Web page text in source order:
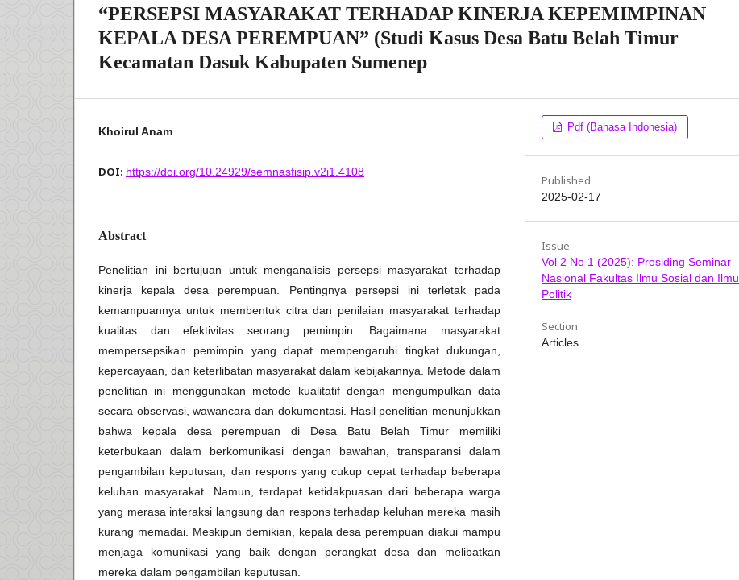
“PERSEPSI MASYARAKAT TERHADAP KINERJA KEPEMIMPINAN
KEPALA DESA PEREMPUAN” (Studi Kasus Desa Batu Belah Timur
Kecamatan Dasuk Kabupaten Sumenep
Khoirul Anam
DOI: https://doi.org/10.24929/semnasfisip.v2i1.4108
Abstract
Penelitian ini bertujuan untuk menganalisis persepsi masyarakat terhadap
kinerja kepala desa perempuan. Pentingnya persepsi ini terletak pada
kemampuannya untuk membentuk citra dan penilaian masyarakat terhadap
kualitas dan efektivitas seorang pemimpin. Bagaimana masyarakat
mempersepsikan pemimpin yang dapat mempengaruhi tingkat dukungan,
kepercayaan, dan keterlibatan masyarakat dalam kebijakannya. Metode dalam
penelitian ini menggunakan metode kualitatif dengan mengumpulkan data
secara observasi, wawancara dan dokumentasi. Hasil penelitian menunjukkan
bahwa kepala desa perempuan di Desa Batu Belah Timur memiliki
keterbukaan dalam berkomunikasi dengan bawahan, transparansi dalam
pengambilan keputusan, dan respons yang cukup cepat terhadap beberapa
keluhan masyarakat. Namun, terdapat ketidakpuasan dari beberapa warga
yang merasa interaksi langsung dan respons terhadap keluhan mereka masih
kurang memadai. Meskipun demikian, kepala desa perempuan diakui mampu
menjaga komunikasi yang baik dengan perangkat desa dan melibatkan
mereka dalam pengambilan keputusan.
Pdf (Bahasa Indonesia)
Published
2025-02-17
Issue
Vol 2 No 1 (2025): Prosiding Seminar
Nasional Fakultas Ilmu Sosial dan Ilmu
Politik
Section
Articles